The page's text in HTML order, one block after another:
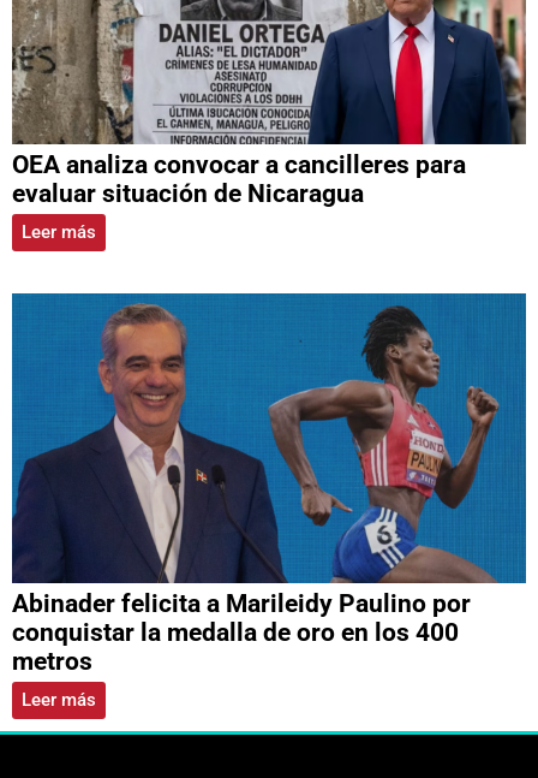
OEA analiza convocar a cancilleres para
evaluar situación de Nicaragua
Leer más
Abinader felicita a Marileidy Paulino por
conquistar la medalla de oro en los 400
metros
Leer más